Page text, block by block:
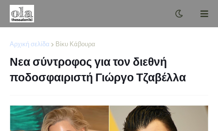
Αρχική σελίδα Βίκυ Κάβουρα
Νεα σύντροφος για τον διεθνή
ποδοσφαιριστή Γιώργο Τζαβέλλα